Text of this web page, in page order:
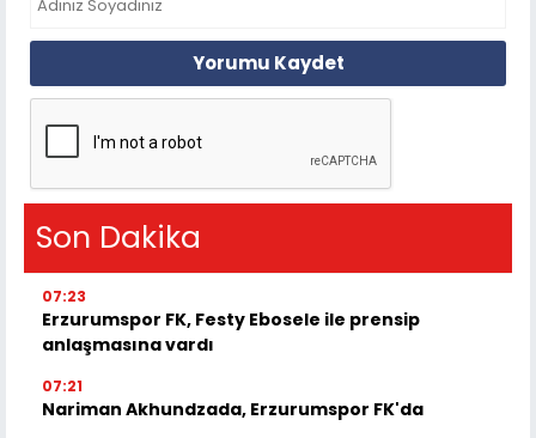
Yorumu Kaydet
Son Dakika
07:23
Erzurumspor FK, Festy Ebosele ile prensip
anlaşmasına vardı
07:21
Nariman Akhundzada, Erzurumspor FK'da